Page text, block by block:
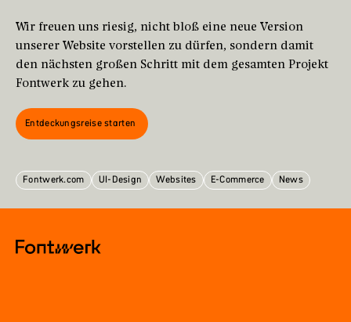
Wir freuen uns riesig, nicht bloß eine neue Version
unserer Website vorstellen zu dürfen, sondern damit
den nächsten großen Schritt mit dem gesamten Projekt
Fontwerk zu gehen.
Entdeckungsreise starten
Fontwerk.com UI-Design Websites E-Commerce News